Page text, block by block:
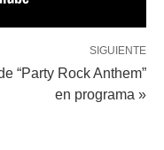
SIGUIENTE
“Party Rock Anthem”
en programa »